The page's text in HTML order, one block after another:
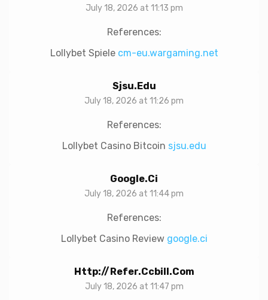
July 18, 2026 at 11:13 pm
References:
Lollybet Spiele cm-eu.wargaming.net
Sjsu.edu
July 18, 2026 at 11:26 pm
References:
Lollybet Casino Bitcoin sjsu.edu
Google.ci
July 18, 2026 at 11:44 pm
References:
Lollybet Casino Review google.ci
Http://refer.ccbill.com
July 18, 2026 at 11:47 pm